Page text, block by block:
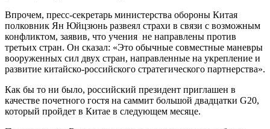
Впрочем, пресс-секретарь министерства обороны Китая
полковник Ян Юйцзюнь развеял страхи в связи с возможным
конфликтом, заявив, что учения не направлены против
третьих стран. Он сказал: «Это обычные совместные маневры
вооруженных сил двух стран, направленные на укрепление и
развитие китайско-российского стратегического партнерства».
Как бы то ни было, российский президент приглашен в
качестве почетного гостя на саммит большой двадцатки G20,
который пройдет в Китае в следующем месяце.